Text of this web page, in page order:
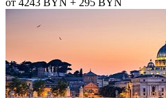
от 4243 BYN + 295 BYN